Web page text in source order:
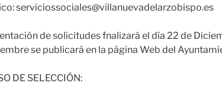
serviciossociales@villanuevadelarzobispo.es
de solicitudes fnalizará el día 22 de
se publicará en la página Web del
DE SELECCIÓN: